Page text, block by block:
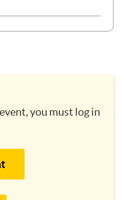
you must log in